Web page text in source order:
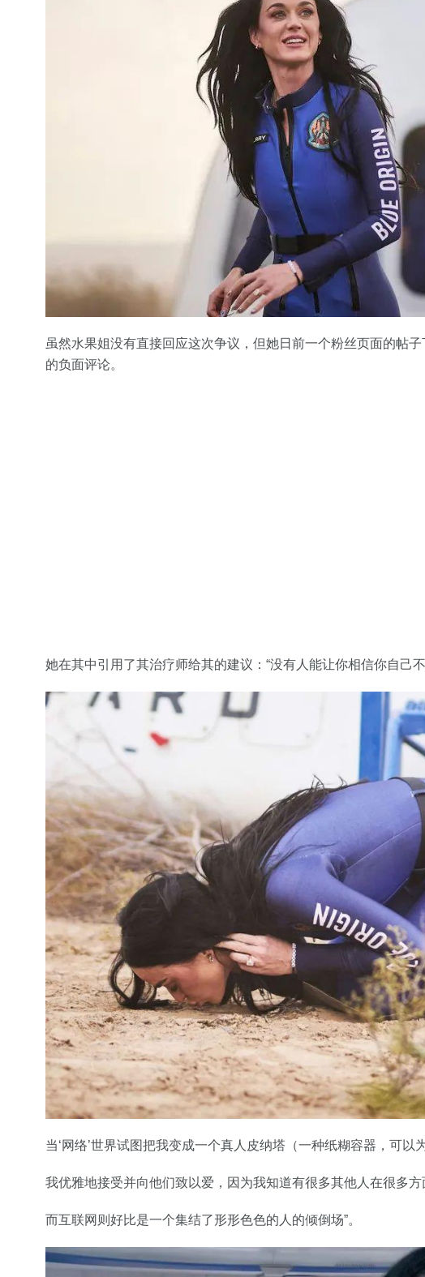
虽然水果姐没有直接回应这次争议，但她日前一个粉丝页面的帖
的负面评论。
她在其中引用了其治疗师给其的建议：“没有人能让你相信你自己不
当‘网络’世界试图把我变成一个真人皮纳塔（一种纸糊容器，可以
我优雅地接受并向他们致以爱，因为我知道有很多其他人在很多方
而互联网则好比是一个集结了形形色色的人的倾倒场”。